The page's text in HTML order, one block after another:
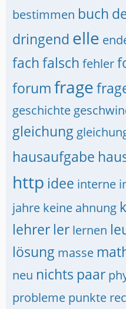
bestimmen buch
dringend elle
fachfalsch fehler
forumfrage
geschichte
gleichung
hausaufgabe
http idee interne
jahre keine ahnung
lehrer ler lernen
lösung masse
neu nichts paar
probleme punkte